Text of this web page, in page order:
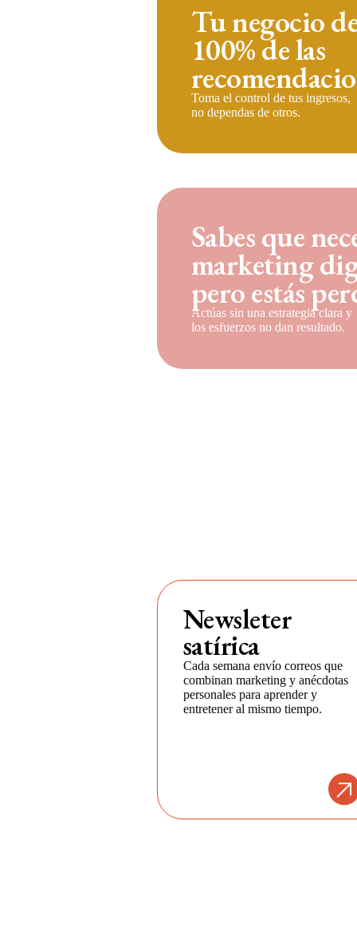
Tu negocio
100% de las
Toma el control de tus ingresos,
no dependas de otros.
Sabes que
marketing
pero estás
Actúas sin una estrategia clara y
los esfuerzos no dan resultado.
Newsleter
satírica
Cada semana envío correos que
combinan marketing y anécdotas
personales para aprender y
entretener al mismo tiempo.